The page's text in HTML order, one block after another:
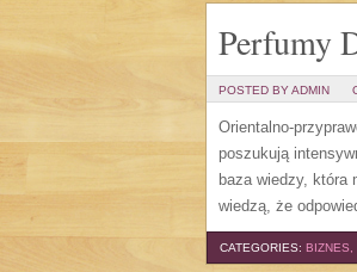
Perfumy
POSTED BY ADMIN
Orientalno-
poszukują
baza wiedzy, która
wiedzą, że
CATEGORIES: BIZNES,